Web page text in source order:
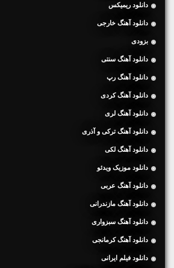
دانلود ریمیکس
دانلود آهنگ خارجی
بزودی
دانلود آهنگ سنتی
دانلود آهنگ رپ
دانلود آهنگ کردی
دانلود آهنگ لری
دانلود آهنگ ترکی و آذری
دانلود آهنگ لکی
دانلود موزیک ویدئو
دانلود آهنگ عربی
دانلود آهنگ مازندرانی
دانلود آهنگ سبزواری
دانلود آهنگ کرمانجی
دانلود فیلم ایرانی